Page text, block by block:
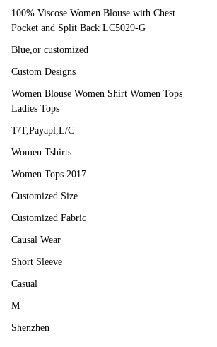
100% Viscose Women Blouse with Chest
Pocket and Split Back LC5029-G
Blue,or customized
Custom Designs
Women Blouse Women Shirt Women Tops
Ladies Tops
T/T,Payapl,L/C
Women Tshirts
Women Tops 2017
Customized Size
Customized Fabric
Causal Wear
Short Sleeve
Casual
M
Shenzhen